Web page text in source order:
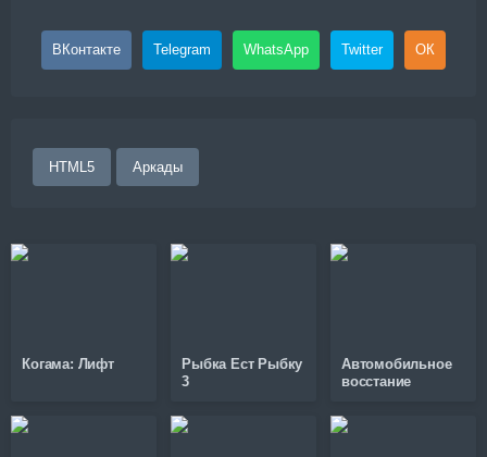
ВКонтакте Telegram WhatsApp Twitter ОК
HTML5 Аркады
Когама: Лифт
Рыбка Ест Рыбку
3
Автомобильное
восстание